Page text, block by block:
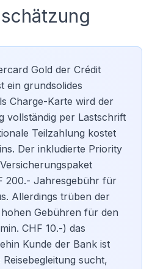
Gold der Crédit
ein grundsolides
Charge-Karte wird der
vollständig per Lastschrift
Teilzahlung kostet
Der inkludierte Priority
200.- Jahresgebühr für
Allerdings trüben der
Gebühren für den
CHF 10.-) das
Kunde der Bank ist
sucht,